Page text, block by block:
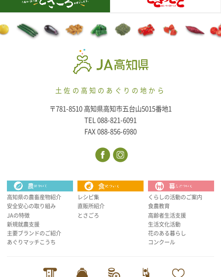
土佐の高知のあぐりの地から
〒781-8510 高知県高知市五台山5015番地1
TEL 088-821-6091
FAX 088-856-6980
高知県の農畜産物紹介
安全安心の取り組み
JAの特徴
新規就農支援
主要ブランドのご紹介
あぐりマッチこうち
レシピ集
直販所紹介
とさごろ
くらしの活動のご案内
食農教育
高齢者生活支援
生活文化活動
花のある暮らし
コンクール